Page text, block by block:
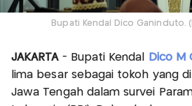
Bupati Kendal Dico Ganinduto.
JAKARTA - Bupati Kendal Dico M
lima besar sebagai tokoh yang
Jawa Tengah dalam survei